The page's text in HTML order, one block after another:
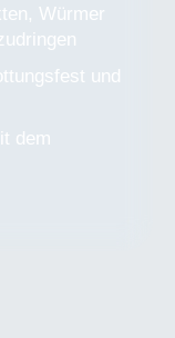
Würmer
und
dem